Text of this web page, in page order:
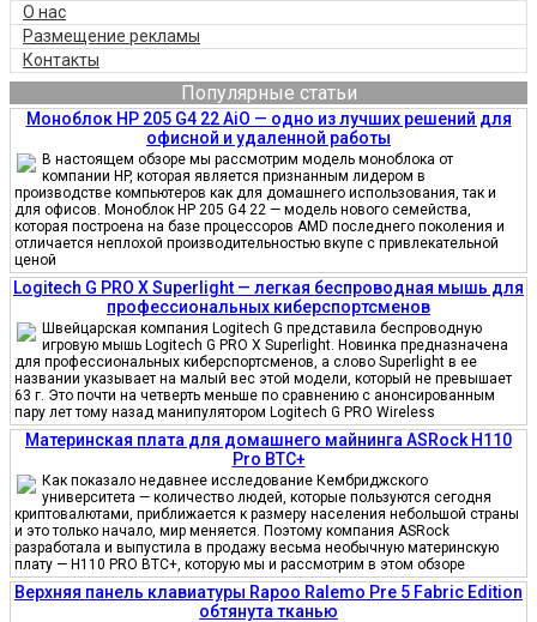
О нас
Размещение рекламы
Контакты
Популярные статьи
Моноблок HP 205 G4 22 AiO — одно из лучших решений для
офисной и удаленной работы
В настоящем обзоре мы рассмотрим модель моноблока от
компании HP, которая является признанным лидером в
производстве компьютеров как для домашнего использования, так и
для офисов. Моноблок HP 205 G4 22 — модель нового семейства,
которая построена на базе процессоров AMD последнего поколения и
отличается неплохой производительностью вкупе с привлекательной
ценой
Logitech G PRO X Superlight — легкая беспроводная мышь для
профессиональных киберспортсменов
Швейцарская компания Logitech G представила беспроводную
игровую мышь Logitech G PRO X Superlight. Новинка предназначена
для профессиональных киберспортсменов, а слово Superlight в ее
названии указывает на малый вес этой модели, который не превышает
63 г. Это почти на четверть меньше по сравнению с анонсированным
пару лет тому назад манипулятором Logitech G PRO Wireless
Материнская плата для домашнего майнинга ASRock H110
Pro BTC+
Как показало недавнее исследование Кембриджского
университета — количество людей, которые пользуются сегодня
криптовалютами, приближается к размеру населения небольшой страны
и это только начало, мир меняется. Поэтому компания ASRock
разработала и выпустила в продажу весьма необычную материнскую
плату — H110 PRO BTC+, которую мы и рассмотрим в этом обзоре
Верхняя панель клавиатуры Rapoo Ralemo Pre 5 Fabric Edition
обтянута тканью